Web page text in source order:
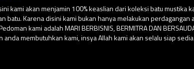
kami akan menjamin 100% keaslian dari koleksi batu mustika
batu. Karena disini kami bukan hanya melakukan
kami adalah MARI BERBISNIS, BERMITRA DAN
membutuhkan kami, insya Allah kami akan selalu siap